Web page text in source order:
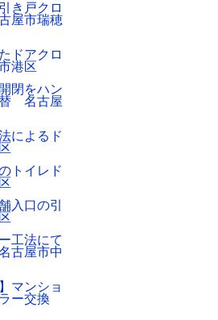
き戸クロ
屋市瑞穂
ドアクロ
港区
閉をハン
替 名古屋
によるド
トイレド
入口の引
工法にて
古屋市中
マンショ
ー交換